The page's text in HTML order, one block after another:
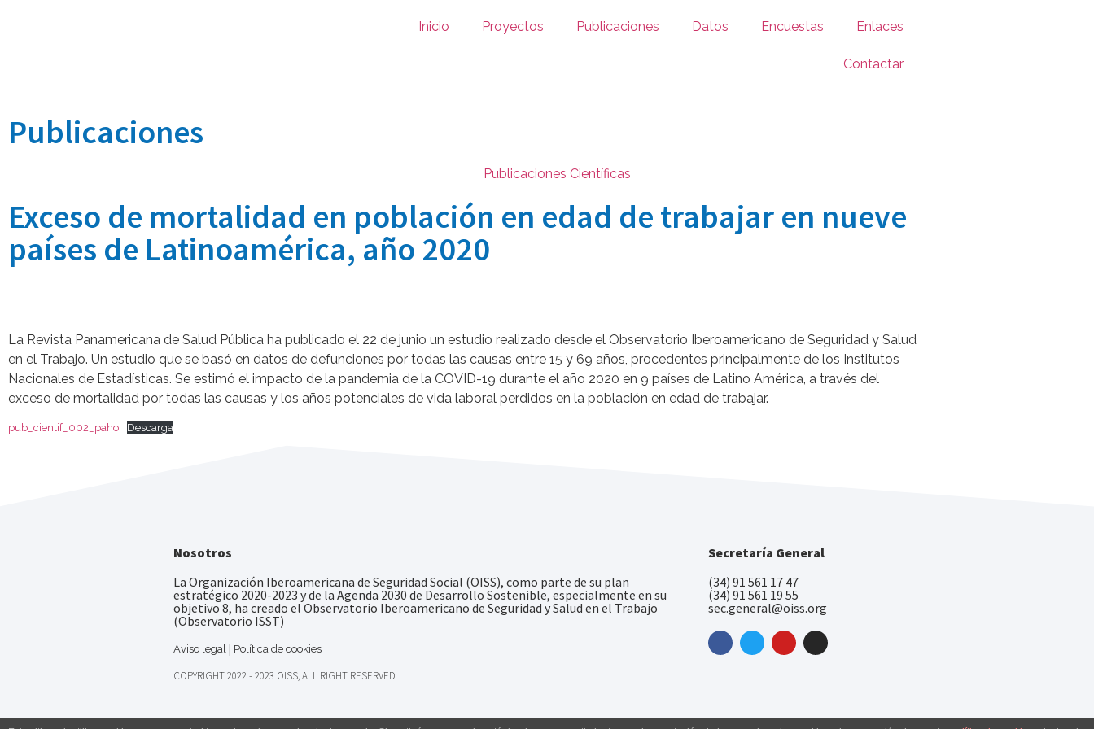
Inicio Proyectos Publicaciones Datos Encuestas Enlaces
Contactar
Publicaciones
Publicaciones Científicas
Exceso de mortalidad en población en edad de trabajar en nueve
países de Latinoamérica, año 2020
La Revista Panamericana de Salud Pública ha publicado el 22 de junio un estudio realizado desde el Observatorio Iberoamericano de Seguridad y Salud
en el Trabajo. Un estudio que se basó en datos de defunciones por todas las causas entre 15 y 69 años, procedentes principalmente de los Institutos
Nacionales de Estadísticas. Se estimó el impacto de la pandemia de la COVID-19 durante el año 2020 en 9 países de Latino América, a través del
exceso de mortalidad por todas las causas y los años potenciales de vida laboral perdidos en la población en edad de trabajar.
pub_cientif_002_paho Descarga
Nosotros
La Organización Iberoamericana de Seguridad Social (OISS), como parte de su plan
estratégico 2020-2023 y de la Agenda 2030 de Desarrollo Sostenible, especialmente en su
objetivo 8, ha creado el Observatorio Iberoamericano de Seguridad y Salud en el Trabajo
(Observatorio ISST)
Aviso legal| Política de cookies
COPYRIGHT 2022 - 2023 OISS, ALL RIGHT RESERVED
Secretaría General
(34) 91 561 17 47
(34) 91 561 19 55
sec.general@oiss.org